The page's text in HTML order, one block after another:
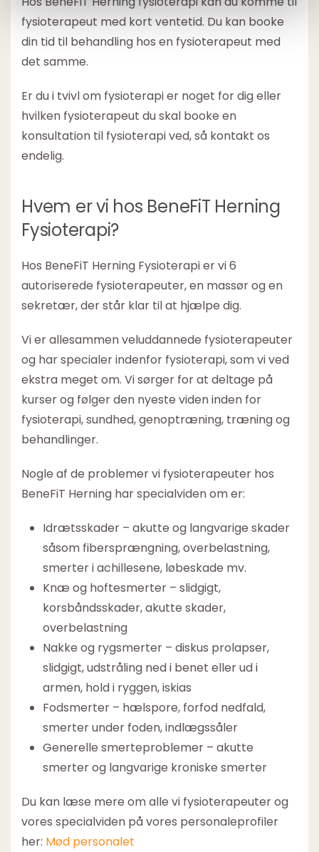
fysioterapeut med kort ventetid. Du kan booke
din tid til behandling hos en fysioterapeut med
det samme.
Er du i tvivl om fysioterapi er noget for dig eller
hvilken fysioterapeut du skal booke en
konsultation til fysioterapi ved, så kontakt os
endelig.
Hvem er vi hos BeneFiT Herning
Fysioterapi?
Hos BeneFiT Herning Fysioterapi er vi 6
autoriserede fysioterapeuter, en massør og en
sekretær, der står klar til at hjælpe dig.
Vi er allesammen veluddannede fysioterapeuter
og har specialer indenfor fysioterapi, som vi ved
ekstra meget om. Vi sørger for at deltage på
kurser og følger den nyeste viden inden for
fysioterapi, sundhed, genoptræning, træning og
behandlinger.
Nogle af de problemer vi fysioterapeuter hos
BeneFiT Herning har specialviden om er:
Idrætsskader – akutte og langvarige skader
såsom fibersprængning, overbelastning,
smerter i achillesene, løbeskade mv.
Knæ og hoftesmerter – slidgigt,
korsbåndsskader, akutte skader,
overbelastning
Nakke og rygsmerter – diskus prolapser,
slidgigt, udstråling ned i benet eller ud i
armen, hold i ryggen, iskias
Fodsmerter – hælspore, forfod nedfald,
smerter under foden, indlægssåler
Generelle smerteproblemer – akutte
smerter og langvarige kroniske smerter
Du kan læse mere om alle vi fysioterapeuter og
vores specialviden på vores personaleprofiler
her: Mød personalet